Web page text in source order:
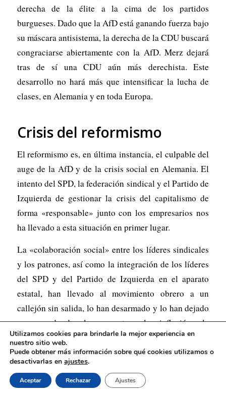
derecha de la élite a la cima de los partidos
burgueses. Dado que la AfD está ganando fuerza bajo
su máscara antisistema, la derecha de la CDU buscará
congraciarse abiertamente con la AfD. Merz dejará
tras de sí una CDU aún más derechista. Este
desarrollo no hará más que intensificar la lucha de
clases, en Alemania y en toda Europa.
Crisis del reformismo
El reformismo es, en última instancia, el culpable del
auge de la AfD y de la crisis social en Alemania. El
intento del SPD, la federación sindical y el Partido de
Izquierda de gestionar la crisis del capitalismo de
forma «responsable» junto con los empresarios nos
ha llevado a esta situación en primer lugar.
La «colaboración social» entre los líderes sindicales
y los patrones, así como la integración de los líderes
del SPD y del Partido de Izquierda en el aparato
estatal, han llevado al movimiento obrero a un
callejón sin salida, lo han desarmado y lo han dejado
a merced de los recortes, la inflación, la
desindustrialización y el belicismo.
Utilizamos cookies para brindarle la mejor experiencia en
nuestro sitio web.
Puede obtener más información sobre qué cookies utilizamos o
desactivarlas en ajustes.
Aceptar Rechazar Ajustes